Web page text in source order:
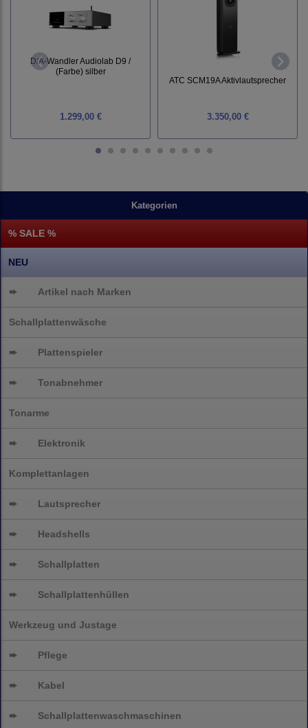
Kategorien
% SALE %
NEU
➨ Artikel nach Marken
Schallplattenwäsche
➨ Plattenspieler
➨ Tonabnehmer
Tonarme
➨ Elektronik
Komplettanlagen
➨ Lautsprecher
➨ Headshells
➨ Schallplatten
➨ Schallplattenhüllen
Werkzeug und Justage
➨ Pflege
➨ Kabel
➨ Schallplattenwaschmaschinen
D/A-Wandler Audiolab D9 /
(Farbe) silber
1.299,00 €
ATC SCM19A Aktivlautsprecher
3.350,00 €